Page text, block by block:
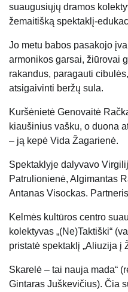
suaugusiųjų dramos
žemaitišką spektaklį-
Jo metu babos pasakojo
armonikos garsai, žiūrovai
rakandus, paragauti
atsigaivinti beržų sula.
Kuršėnietė Genovaitė
kiaušinius vašku, o duona
– ją kepė Vida Žagarienė.
Spektaklyje dalyvavo
Patrulionienė, Algimantas
Antanas Visockas.
Kelmės kultūros centro
kolektyvas „(Ne)Taktiški“
pristatė spektaklį „Aliuzija į
Skarelė – tai nauja mada“
Gintaras Juškevičius). Čia